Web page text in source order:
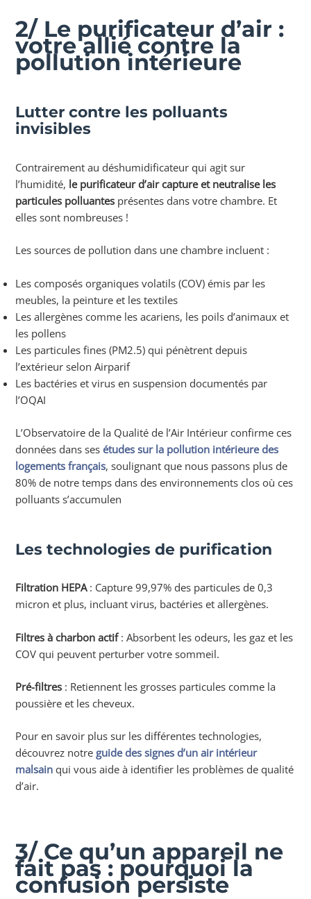
2/ Le purificateur d’air :
votre allié contre la
pollution intérieure
Lutter contre les polluants
invisibles
Contrairement au déshumidificateur qui agit sur
l’humidité, le purificateur d’air capture et neutralise les
particules polluantes présentes dans votre chambre. Et
elles sont nombreuses !
Les sources de pollution dans une chambre incluent :
Les composés organiques volatils (COV) émis par les
meubles, la peinture et les textiles
Les allergènes comme les acariens, les poils d’animaux et
les pollens
Les particules fines (PM2.5) qui pénètrent depuis
l’extérieur selon Airparif
Les bactéries et virus en suspension documentés par
l’OQAI
L’Observatoire de la Qualité de l’Air Intérieur confirme ces
données dans sesétudes sur la pollution intérieure des
logements français, soulignant que nous passons plus de
80% de notre temps dans des environnements clos où ces
polluants s’accumulen
Les technologies de purification
Filtration HEPA: Capture 99,97% des particules de 0,3
micron et plus, incluant virus, bactéries et allergènes.
Filtres à charbon actif: Absorbent les odeurs, les gaz et les
COV qui peuvent perturber votre sommeil.
Pré-filtres : Retiennent les grosses particules comme la
poussière et les cheveux.
Pour en savoir plus sur les différentes technologies,
découvrez notre guide des signes d’un air intérieur
malsain qui vous aide à identifier les problèmes de qualité
d’air.
3/ Ce qu’un appareil ne
fait pas : pourquoi la
confusion persiste